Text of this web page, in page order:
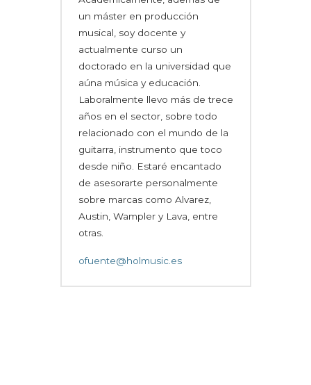
un máster en producción
musical, soy docente y
actualmente curso un
doctorado en la universidad que
aúna música y educación.
Laboralmente llevo más de trece
años en el sector, sobre todo
relacionado con el mundo de la
guitarra, instrumento que toco
desde niño. Estaré encantado
de asesorarte personalmente
sobre marcas como Alvarez,
Austin, Wampler y Lava, entre
otras.
ofuente@holmusic.es